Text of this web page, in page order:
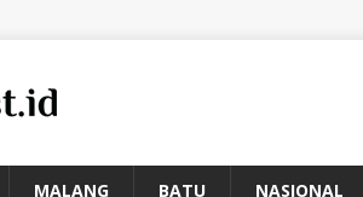
MALANG BATU NASIONAL